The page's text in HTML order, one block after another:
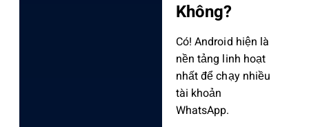
Không?
Có! Android hiện là
nền tảng linh hoạt
nhất để chạy nhiều
tài khoản
WhatsApp.